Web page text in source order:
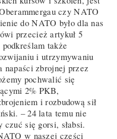
czy NATO
do NATO było dla nas
przecież artykuł 5
także
i utrzymywaniu
napaści zbrojnej przez
pochwalić się
2% PKB,
i rozbudową sił
– 24 lata temu nie
się gorsi, słabsi.
w naszej części